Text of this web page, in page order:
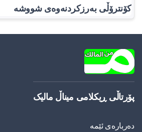
کۆنترۆڵی بەرزکردنەوەی شووشە
پۆرتاڵی ڕیکلامی میناڵ مالیک
دەربارەی ئێمە